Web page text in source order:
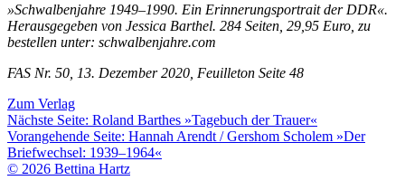
»Schwalbenjahre 1949–1990. Ein Erinnerungsportrait der DDR«.
Herausgegeben von Jessica Barthel. 284 Seiten, 29,95 Euro, zu
bestellen unter: schwalbenjahre.com
FAS Nr. 50, 13. Dezember 2020, Feuilleton Seite 48
Zum Verlag
Nächste Seite: Roland Barthes »Tagebuch der Trauer«
Vorangehende Seite: Hannah Arendt / Gershom Scholem »Der
Briefwechsel: 1939–1964«
© 2026 Bettina Hartz